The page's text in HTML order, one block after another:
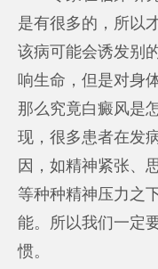
是有很多的，所以
该病可能会诱发别
响生命，但是对身
那么究竟白癜风是
现，很多患者在发
因，如精神紧张、
等种种精神压力之
能。所以我们一定
惯。